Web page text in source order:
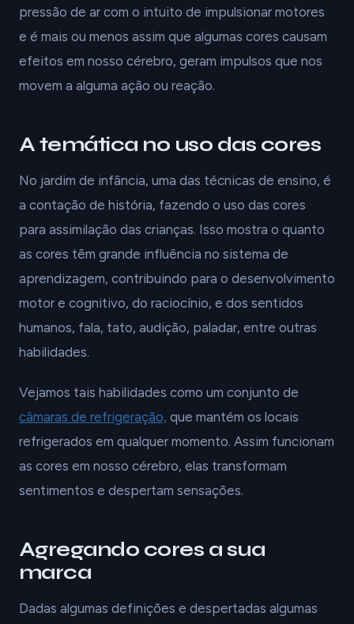
pressão de ar com o intuito de impulsionar motores
e é mais ou menos assim que algumas cores causam
efeitos em nosso cérebro, geram impulsos que nos
movem a alguma ação ou reação.
A temática no uso das cores
No jardim de infância, uma das técnicas de ensino, é
a contação de história, fazendo o uso das cores
para assimilação das crianças. Isso mostra o quanto
as cores têm grande influência no sistema de
aprendizagem, contribuindo para o desenvolvimento
motor e cognitivo, do raciocínio, e dos sentidos
humanos, fala, tato, audição, paladar, entre outras
habilidades.
Vejamos tais habilidades como um conjunto de
câmaras de refrigeração, que mantém os locais
refrigerados em qualquer momento. Assim funcionam
as cores em nosso cérebro, elas transformam
sentimentos e despertam sensações.
Agregando cores a sua
marca
Dadas algumas definições e despertadas algumas